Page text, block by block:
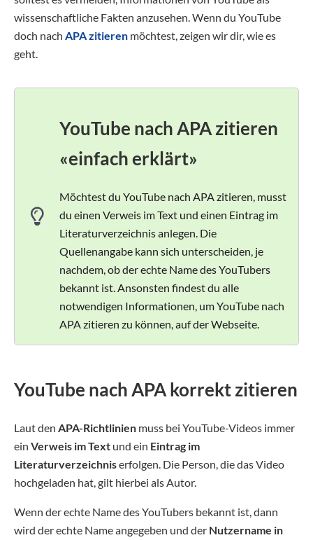
wissenschaftliche Fakten anzusehen. Wenn du YouTube
doch nach APA zitieren möchtest, zeigen wir dir, wie es
geht.
YouTube nach APA zitieren
«einfach erklärt»
Möchtest du YouTube nach APA zitieren, musst
du einen Verweis im Text und einen Eintrag im
Literaturverzeichnis anlegen. Die
Quellenangabe kann sich unterscheiden, je
nachdem, ob der echte Name des YouTubers
bekannt ist. Ansonsten findest du alle
notwendigen Informationen, um YouTube nach
APA zitieren zu können, auf der Webseite.
YouTube nach APA korrekt zitieren
Laut den APA-Richtlinien muss bei YouTube-Videos immer
ein Verweis im Text und ein Eintrag im
Literaturverzeichniserfolgen. Die Person, die das Video
hochgeladen hat, gilt hierbei als Autor.
Wenn der echte Name des YouTubers bekannt ist, dann
wird der echte Name angegeben und der Nutzername in